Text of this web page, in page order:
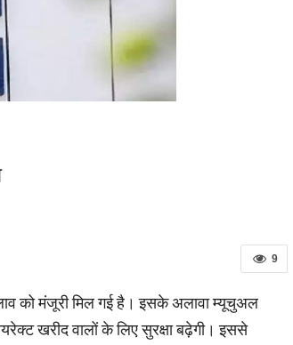
9
को मंजूरी मिल गई है। इसके अलावा म्यूचुअल
खरीद वालों के लिए सुरक्षा बढ़ेगी। इससे